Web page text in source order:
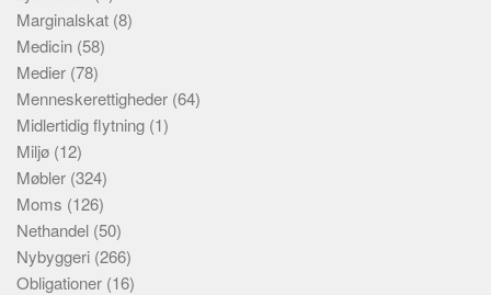
Marginalskat (8)
Medicin (58)
Medier (78)
Menneskerettigheder (64)
Midlertidig flytning (1)
Miljø (12)
Møbler (324)
Moms (126)
Nethandel (50)
Nybyggeri (266)
Obligationer (16)